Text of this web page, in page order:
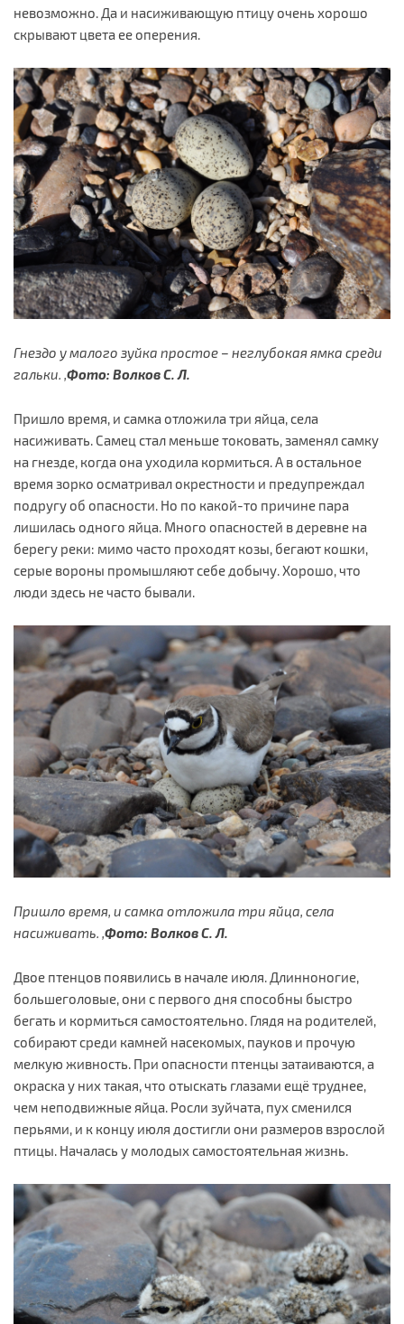
невозможно. Да и насиживающую птицу очень хорошо
скрывают цвета ее оперения.
Гнездо у малого зуйка простое – неглубокая ямка среди
гальки. ,Фото: Волков С. Л.
Пришло время, и самка отложила три яйца, села
насиживать. Самец стал меньше токовать, заменял самку
на гнезде, когда она уходила кормиться. А в остальное
время зорко осматривал окрестности и предупреждал
подругу об опасности. Но по какой-то причине пара
лишилась одного яйца. Много опасностей в деревне на
берегу реки: мимо часто проходят козы, бегают кошки,
серые вороны промышляют себе добычу. Хорошо, что
люди здесь не часто бывали.
Пришло время, и самка отложила три яйца, села
насиживать. ,Фото: Волков С. Л.
Двое птенцов появились в начале июля. Длинноногие,
большеголовые, они с первого дня способны быстро
бегать и кормиться самостоятельно. Глядя на родителей,
собирают среди камней насекомых, пауков и прочую
мелкую живность. При опасности птенцы затаиваются, а
окраска у них такая, что отыскать глазами ещё труднее,
чем неподвижные яйца. Росли зуйчата, пух сменился
перьями, и к концу июля достигли они размеров взрослой
птицы. Началась у молодых самостоятельная жизнь.